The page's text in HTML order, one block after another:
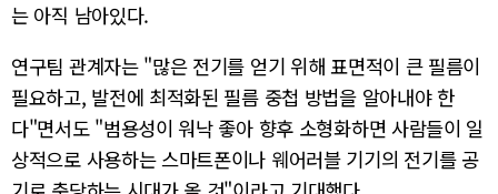
는 아직 남아있다.
연구팀 관계자는 "많은 전기를 얻기 위해 표면적이 큰 필름이
필요하고, 발전에 최적화된 필름 중첩 방법을 알아내야 한
다"면서도 "범용성이 워낙 좋아 향후 소형화하면 사람들이 일
상적으로 사용하는 스마트폰이나 웨어러블 기기의 전기를 공